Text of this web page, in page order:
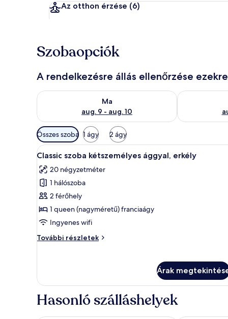
Az otthon érzése (6)
Szobaopciók
A rendelkezésre állás ellenőrzése
Ma
aug. 9 - aug. 10
A ma esti rendelkezésre állás ellenőrzése: aug. 9 -
A holnapi
Szobákhoz
rendelkezésre
álló
szűrők
Összes szoba 1 ágy 2 ágy
A
következő
szoba
összes
képének
megtekintése:
Classic
kétszemélyes
Classic szoba kétszemélyes
5
Classic szoba kétszemélyes ággyal, erkély
20 négyzetméter
1 hálószoba
2 férőhely
1 queen (nagyméretű) franciaágy
Ingyenes wifi
További részletek
Classic
további
Árak
Hasonló szálláshelyek